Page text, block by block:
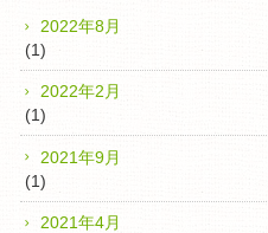
2022年8月
(1)
2022年2月
(1)
2021年9月
(1)
2021年4月